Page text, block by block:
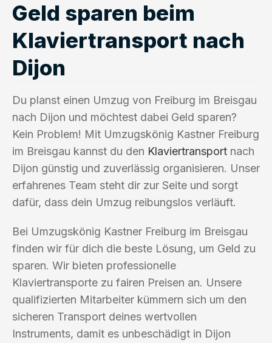
Geld sparen beim
Klaviertransport nach
Dijon
Du planst einen Umzug von Freiburg im Breisgau
nach Dijon und möchtest dabei Geld sparen?
Kein Problem! Mit Umzugskönig Kastner Freiburg
im Breisgau kannst du den Klaviertransport nach
Dijon günstig und zuverlässig organisieren. Unser
erfahrenes Team steht dir zur Seite und sorgt
dafür, dass dein Umzug reibungslos verläuft.
Bei Umzugskönig Kastner Freiburg im Breisgau
finden wir für dich die beste Lösung, um Geld zu
sparen. Wir bieten professionelle
Klaviertransporte zu fairen Preisen an. Unsere
qualifizierten Mitarbeiter kümmern sich um den
sicheren Transport deines wertvollen
Instruments, damit es unbeschädigt in Dijon